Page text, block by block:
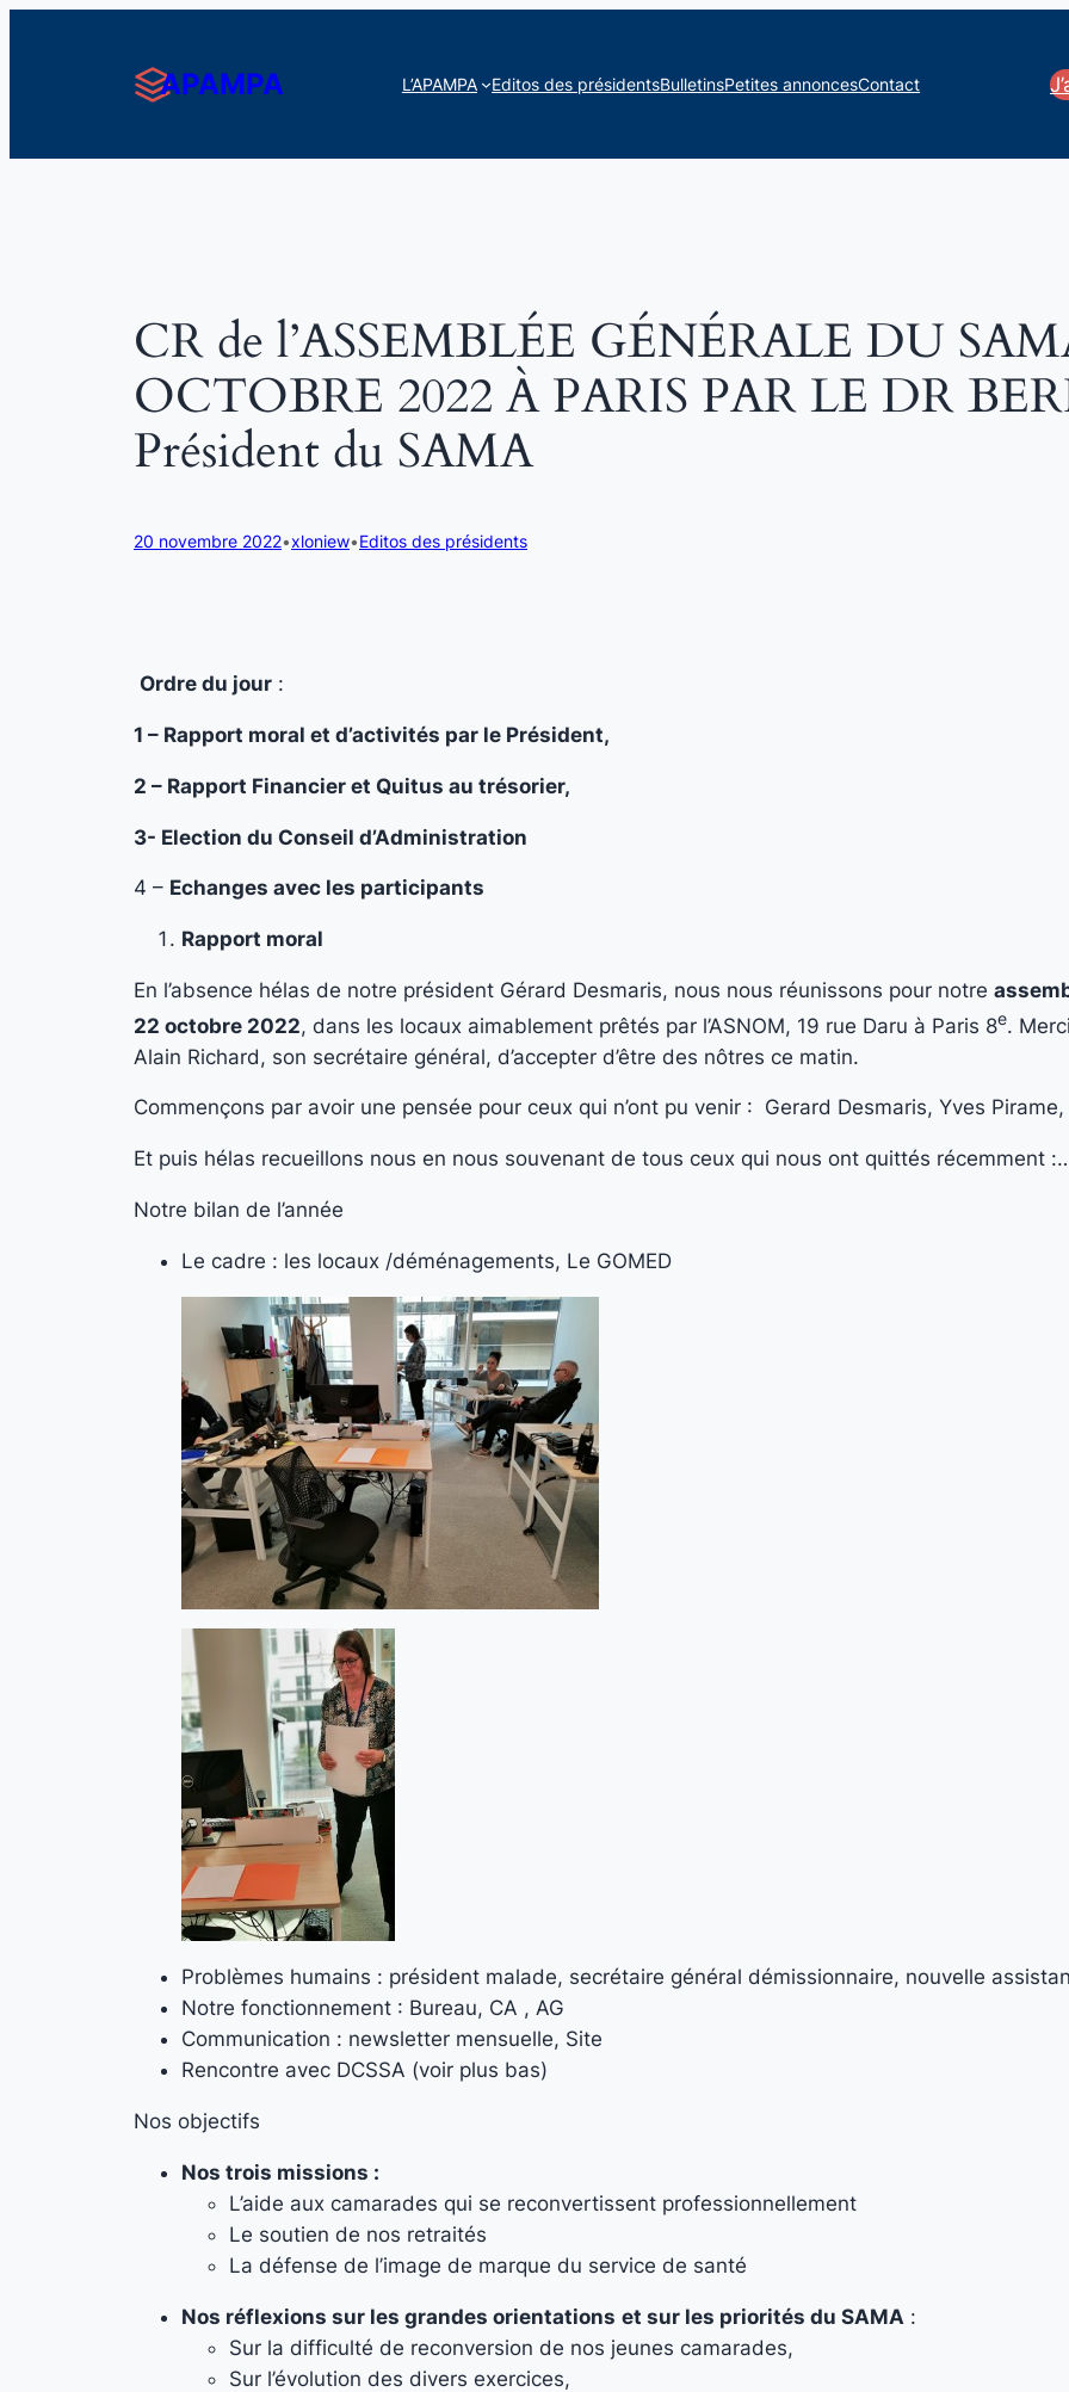
APAMPA L’APAMPA Editos des présidentsBulletinsPetites annoncesContact
CR de l’ASSEMBLÉE GÉNÉRALE DU
OCTOBRE 2022 À PARIS PAR LE DR
Président du SAMA
20 novembre 2022•xloniew•Editos des présidents
Ordre du jour :
1 – Rapport moral et d’activités par le Président,
2 – Rapport Financier et Quitus au trésorier,
3- Election du Conseil d’Administration
4 – Echanges avec les participants
Rapport moral
En l’absence hélas de notre président Gérard Desmaris, nous nous réunissons pour notre
22 octobre 2022, dans les locaux aimablement prêtés par l’ASNOM, 19 rue Daru à Paris 8e.
Alain Richard, son secrétaire général, d’accepter d’être des nôtres ce matin.
Commençons par avoir une pensée pour ceux qui n’ont pu venir : Gerard Desmaris, Yves
Et puis hélas recueillons nous en nous souvenant de tous ceux qui nous ont quittés récemment
Notre bilan de l’année
Le cadre : les locaux /déménagements, Le GOMED
Problèmes humains : président malade, secrétaire général démissionnaire, nouvelle
Notre fonctionnement : Bureau, CA , AG
Communication : newsletter mensuelle, Site
Rencontre avec DCSSA (voir plus bas)
Nos objectifs
Nos trois missions :
L’aide aux camarades qui se reconvertissent professionnellement
Le soutien de nos retraités
La défense de l’image de marque du service de santé
Nos réflexions sur les grandes orientations et sur les priorités du SAMA :
Sur la difficulté de reconversion de nos jeunes camarades,
Sur l’évolution des divers exercices,